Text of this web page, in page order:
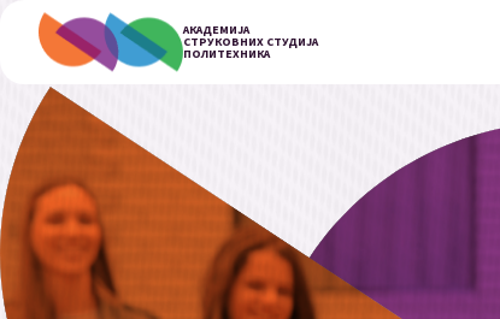
АКАДЕМИЈА
СТРУКОВНИХ СТУДИЈА
ПОЛИТЕХНИКА